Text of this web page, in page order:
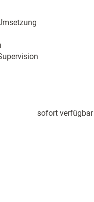
sofort verfügbar